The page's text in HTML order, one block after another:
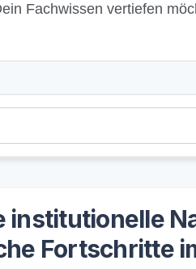
Fachwissen vertiefen
institutionelle
Fortschritte